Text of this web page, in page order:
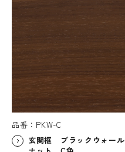
品番：PKW-C
玄関框 ブラックウォール